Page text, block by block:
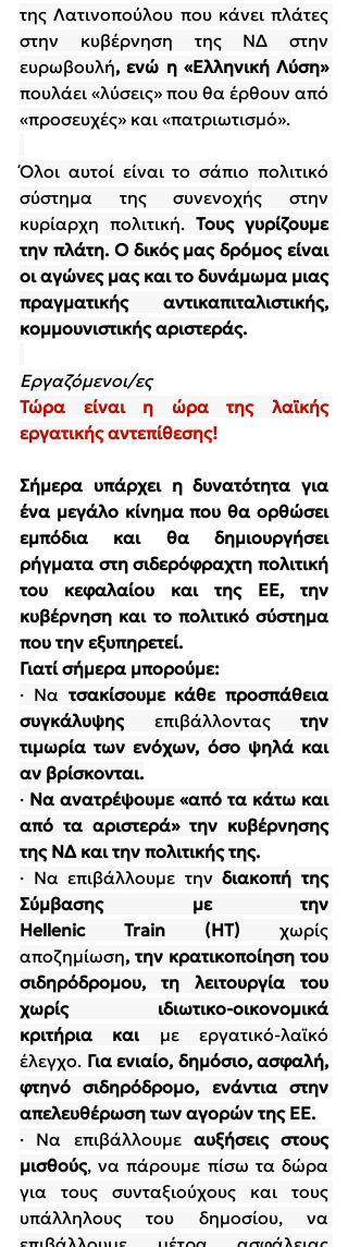
της Λατινοπούλου που κάνει πλάτες
στην κυβέρνηση της ΝΔ στην
ευρωβουλή
, ενώ η «Ελληνική Λύση»
πουλάει «λύσεις» που θα έρθουν από
«προσευχές» και «πατριωτισμό».
Όλοι αυτοί είναι το σάπιο πολιτικό
σύστημα της συνενοχής στην
κυρίαρχη πολιτική. Τους γυρίζουμε
την πλάτη. Ο δικός μας δρόμος είναι
οι αγώνες μας και το δυνάμωμα μιας
πραγματικής αντικαπιταλιστικής,
κομμουνιστικής αριστεράς.
Εργαζόμενοι/ες
Τώρα είναι η ώρα της λαϊκής
εργατικής αντεπίθεσης!
Σήμερα υπάρχει η δυνατότητα για
ένα μεγάλο κίνημα που θα ορθώσει
εμπόδια και θα δημιουργήσει
ρήγματα στη σιδερόφραχτη πολιτική
του κεφαλαίου και της ΕΕ, την
κυβέρνηση και το πολιτικό σύστημα
που την εξυπηρετεί.
Γιατί σήμερα μπορούμε:
· Να τσακίσουμε κάθε προσπάθεια
συγκάλυψης επιβάλλοντας την
τιμωρία των ενόχων, όσο ψηλά και
αν βρίσκονται.
· Να ανατρέψουμε «από τα κάτω και
από τα αριστερά» την κυβέρνησης
της ΝΔ και την πολιτικής της.
· Να επιβάλλουμε την διακοπή της
Σύμβασης με την
Hellenic Train (ΗΤ) χωρίς
αποζημίωση, την κρατικοποίηση του
σιδηρόδρομου, τη λειτουργία του
χωρίς ιδιωτικο-οικονομικά
κριτήρια
και
με εργατικό-λαϊκό
έλεγχο. Για ενιαίο, δημόσιο, ασφαλή,
φτηνό σιδηρόδρομο, ενάντια στην
απελευθέρωση των αγορών της ΕΕ.
· Να επιβάλλουμε αυξήσεις στους
μισθούς, να πάρουμε πίσω τα δώρα
για τους συνταξιούχους και τους
υπάλληλους του δημοσίου, να